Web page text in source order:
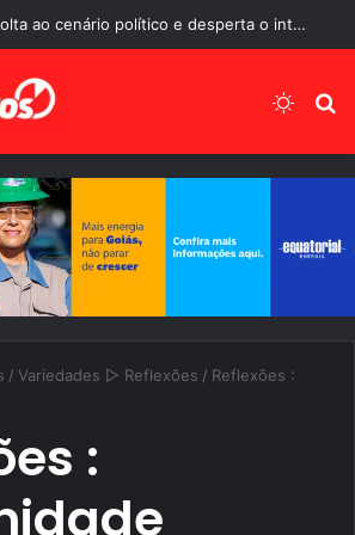
Pedro Canedo volta ao cenário político e desperta o interesse de diferentes gerações em Goiás
/ Variedades ▻ Reflexões / Reflexões :
: